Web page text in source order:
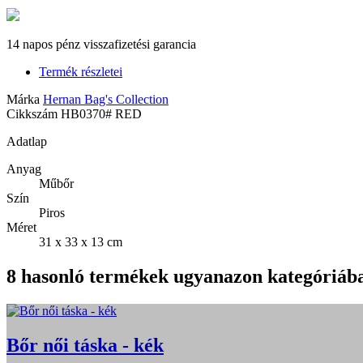
14 napos pénz visszafizetési garancia
Termék részletei
Márka Hernan Bag's Collection
Cikkszám HB0370# RED
Adatlap
Anyag
Műbőr
Szín
Piros
Méret
31 x 33 x 13 cm
8 hasonló termékek ugyanazon
Bőr női táska - kék